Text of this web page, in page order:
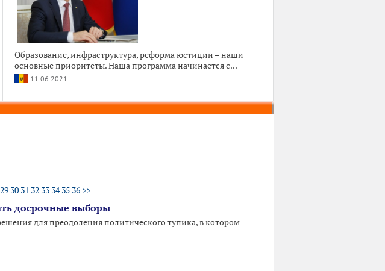
Образование, инфраструктура, реформа юстиции – наши
основные приоритеты. Наша программа начинается с...
11.06.2021
29 30 31 32 33 34 35 36 >>
досрочные выборы
для преодоления политического тупика, в котором